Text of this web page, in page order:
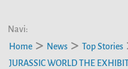
Navi:
Home
News
Top Stories
JURASSIC WORLD THE